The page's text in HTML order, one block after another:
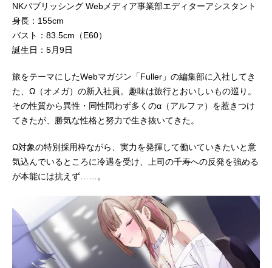
NKパブリッシング Webメディア事業部エディターアシスタント
身長：155cm
バスト：83.5cm（E60）
誕生日：5月9日
旅をテーマにしたWebマガジン「Fuller」の編集部に入社してき
た、Ω（オメガ）の新入社員。趣味は旅行とおいしいもの巡り。
その性質から異性・同性問わず多くのα（アルファ）を惹きつけ
てきたが、勝気な性格と努力で生き抜いてきた。
Ω対象の特別採用枠ながら、実力を発揮して働いていきたいと意
気込んでいるところに冷遇を受け、上司の千寿への反発を強める
が本能には抗えず……。